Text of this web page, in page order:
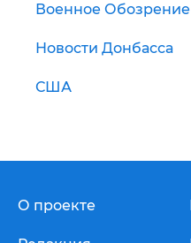
Военное Обозрение
Новости Донбасса
США
О проекте